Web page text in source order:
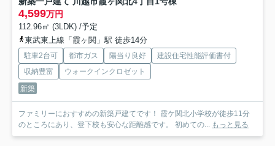
4,599万円
112.96㎡ (3LDK) /予定
東武東上線「霞ヶ関」駅 徒歩14分
駐車2台可 都市ガス 陽当り良好
建設住宅性能評価書付
収納豊富
ウォークインクロゼット
新築
ファミリーにおすすめの新築戸建てです！ 霞ケ関北小学校が徒歩11分
のところにあり、登下校も安心な距離感です。 初めての... もっと見る